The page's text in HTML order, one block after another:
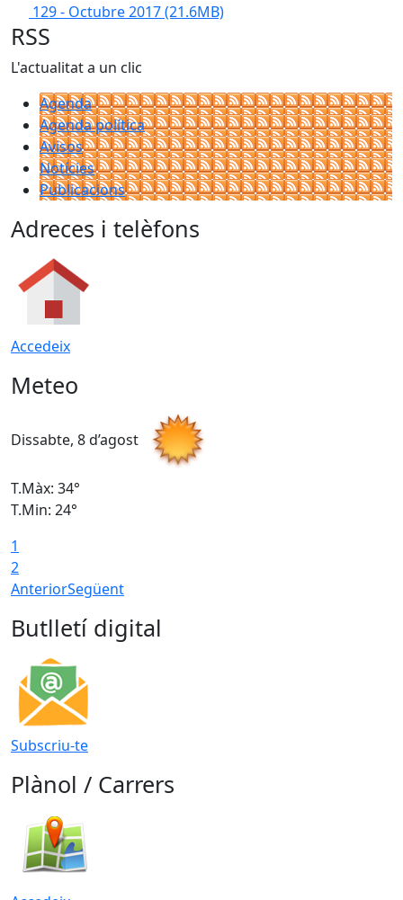
129 - Octubre 2017(21.6MB)
RSS
L'actualitat a un clic
Agenda
Agenda política
Avisos
Notícies
Publicacions
Adreces i telèfons
Accedeix
Meteo
Dissabte, 8 d’agost
T.Màx: 34°
T.Min: 24°
1
2
AnteriorSegüent
Butlletí digital
Subscriu-te
Plànol / Carrers